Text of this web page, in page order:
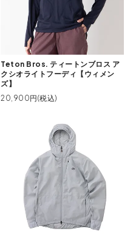
Teton Bros. ティートンブロス ア
クシオライトフーディ【ウィメン
ズ】
20,900円(税込)